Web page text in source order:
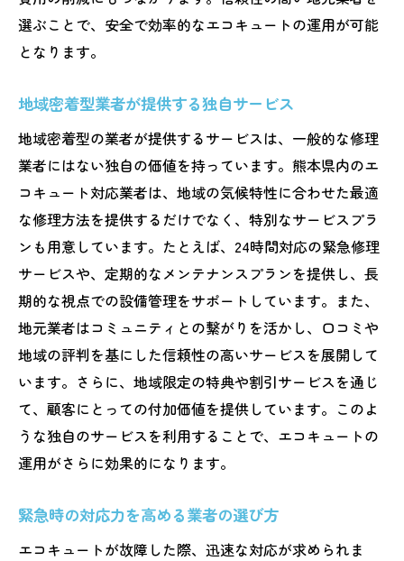
選ぶことで、安全で効率的なエコキュートの運用が可能
となります。
地域密着型業者が提供する独自サービス
地域密着型の業者が提供するサービスは、一般的な修理
業者にはない独自の価値を持っています。熊本県内のエ
コキュート対応業者は、地域の気候特性に合わせた最適
な修理方法を提供するだけでなく、特別なサービスプラ
ンも用意しています。たとえば、24時間対応の緊急修理
サービスや、定期的なメンテナンスプランを提供し、長
期的な視点での設備管理をサポートしています。また、
地元業者はコミュニティとの繋がりを活かし、口コミや
地域の評判を基にした信頼性の高いサービスを展開して
います。さらに、地域限定の特典や割引サービスを通じ
て、顧客にとっての付加価値を提供しています。このよ
うな独自のサービスを利用することで、エコキュートの
運用がさらに効果的になります。
緊急時の対応力を高める業者の選び方
エコキュートが故障した際、迅速な対応が求められま